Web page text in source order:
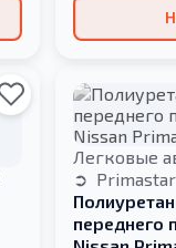
Легковые
Primastar
переднего